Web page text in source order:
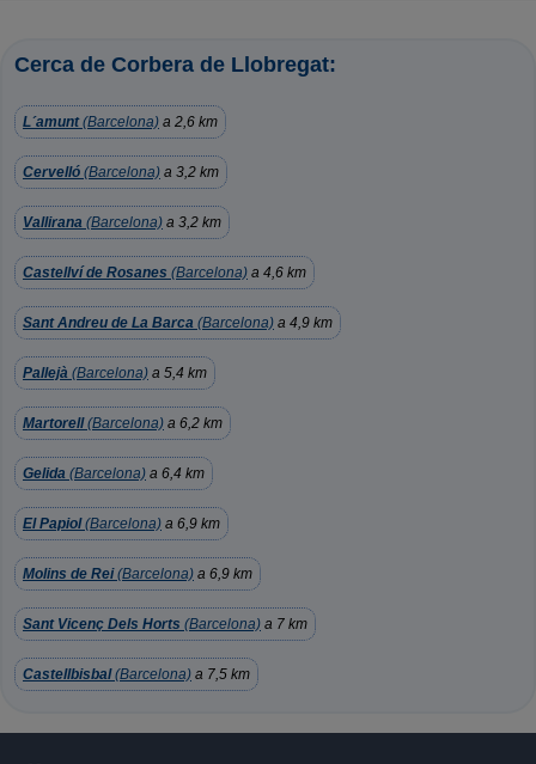
Cerca de Corbera de Llobregat:
L´amunt(Barcelona) a 2,6 km
Cervelló (Barcelona) a 3,2 km
Vallirana (Barcelona) a 3,2 km
Castellví de Rosanes (Barcelona) a 4,6 km
Sant Andreu de La Barca (Barcelona) a 4,9 km
Pallejà (Barcelona) a 5,4 km
Martorell(Barcelona) a 6,2 km
Gelida (Barcelona) a 6,4 km
El Papiol(Barcelona) a 6,9 km
Molins de Rei(Barcelona) a 6,9 km
Sant Vicenç Dels Horts (Barcelona) a 7 km
Castellbisbal(Barcelona) a 7,5 km